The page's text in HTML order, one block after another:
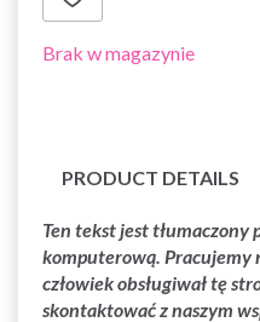
Brak w magazynie
PRODUCT DETAILS
Ten tekst jest tłumaczony
komputerową.
człowiek obsługiwał tę
skontaktować z naszym